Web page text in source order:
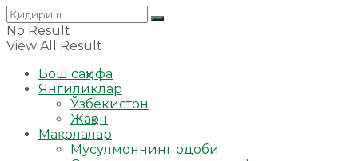
No Result
View All Result
Бош саҳифа
Янгиликлар
Ўзбекистон
Жаҳон
Мақолалар
Мусулмоннинг одоби